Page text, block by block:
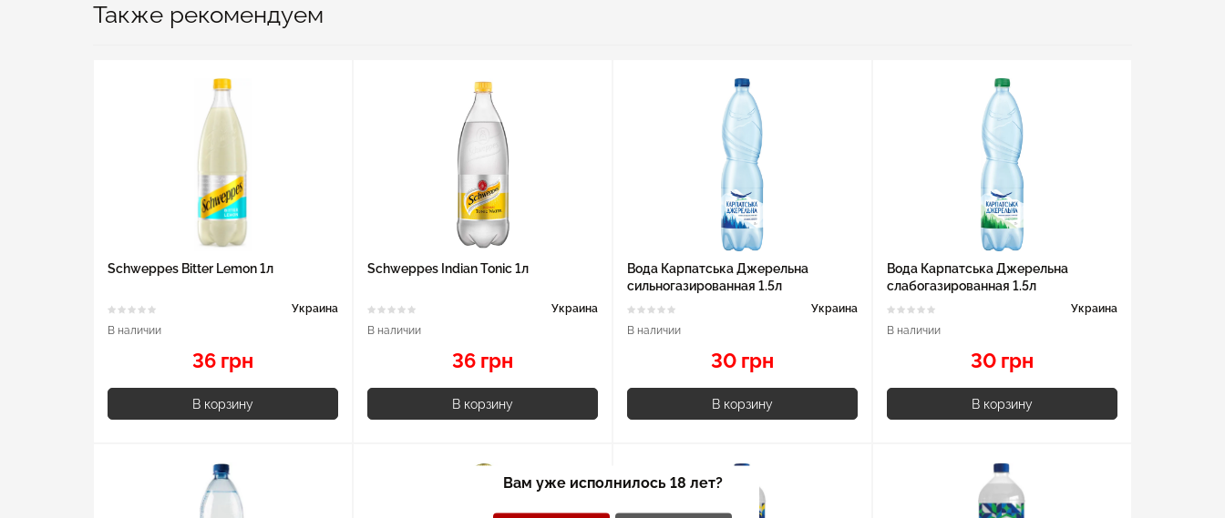
Также рекомендуем
Schweppes Bitter Lemon 1л
Украина
В наличии
36 грн
В корзину
Schweppes Indian Tonic 1л
Украина
В наличии
36 грн
В корзину
Вода Карпатська Джерельна
сильногазированная 1.5л
Украина
В наличии
30 грн
В корзину
Вода Карпатська Джерельна
слабогазированная 1.5л
Украина
В наличии
30 грн
В корзину
Вам уже исполнилось 18 лет?